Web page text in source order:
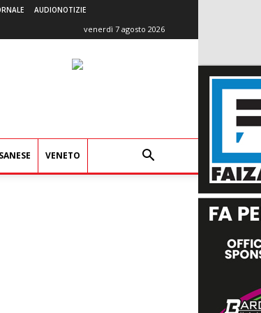
AUDIONOTIZIE
venerdì 7 agosto 2026
VENETO